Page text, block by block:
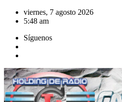
Saltar
viernes, 7 agosto 2026
5:48 am
Síguenos